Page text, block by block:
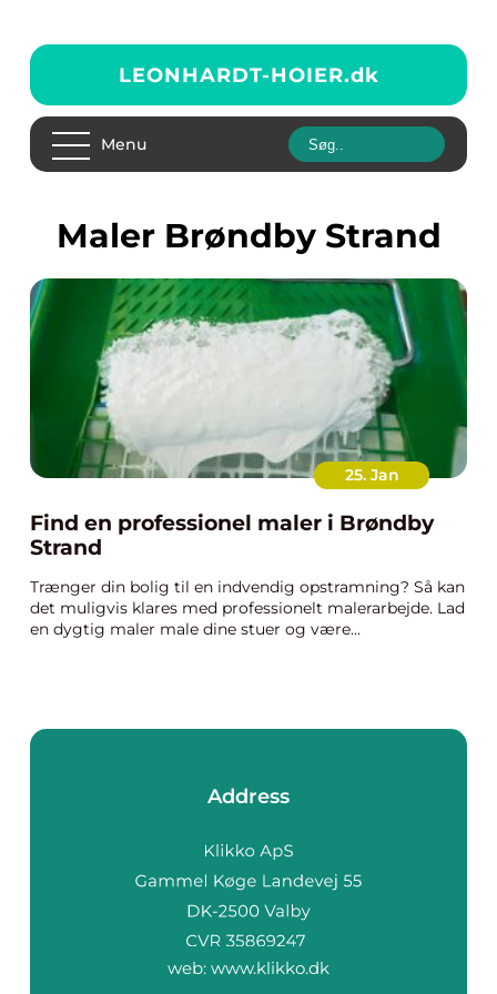
LEONHARDT-HOIER.dk
Menu
Maler Brøndby Strand
25. Jan
Find en professionel maler i Brøndby
Strand
Trænger din bolig til en indvendig opstramning? Så kan
det muligvis klares med professionelt malerarbejde. Lad
en dygtig maler male dine stuer og være...
Address
web: www.klikko.dk